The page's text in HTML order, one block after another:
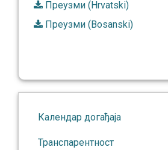
Преузми (Hrvatski)
Преузми (Bosanski)
Календар догађаја
Транспарентност